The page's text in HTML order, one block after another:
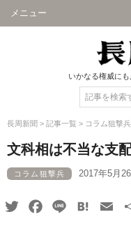
メニュー
いかなる権威に
長周新聞 > 記事一覧 > コラム狙撃兵
文科相は不当な支
コラム狙撃兵 2017年5月26
TwitterFacebook
Line Hatena